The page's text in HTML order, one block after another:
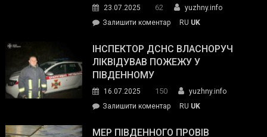
гуманітарну
допомогу
23.07.2025 62
yuzhny.info
Залишити коментарon
провів
нараду
силових
та
органів:
RU UK
ІНСПЕКТОР ДСНС ВЛАСНОРУЧ
ЛІКВІДУВАВ ПОЖЕЖУ У
ПІВДЕННОМУ
16.07.2025 150
yuzhny.info
Залишити коментарon
ДСНС
RU UK
МЕР ПІВДЕННОГО ПРОВІВ